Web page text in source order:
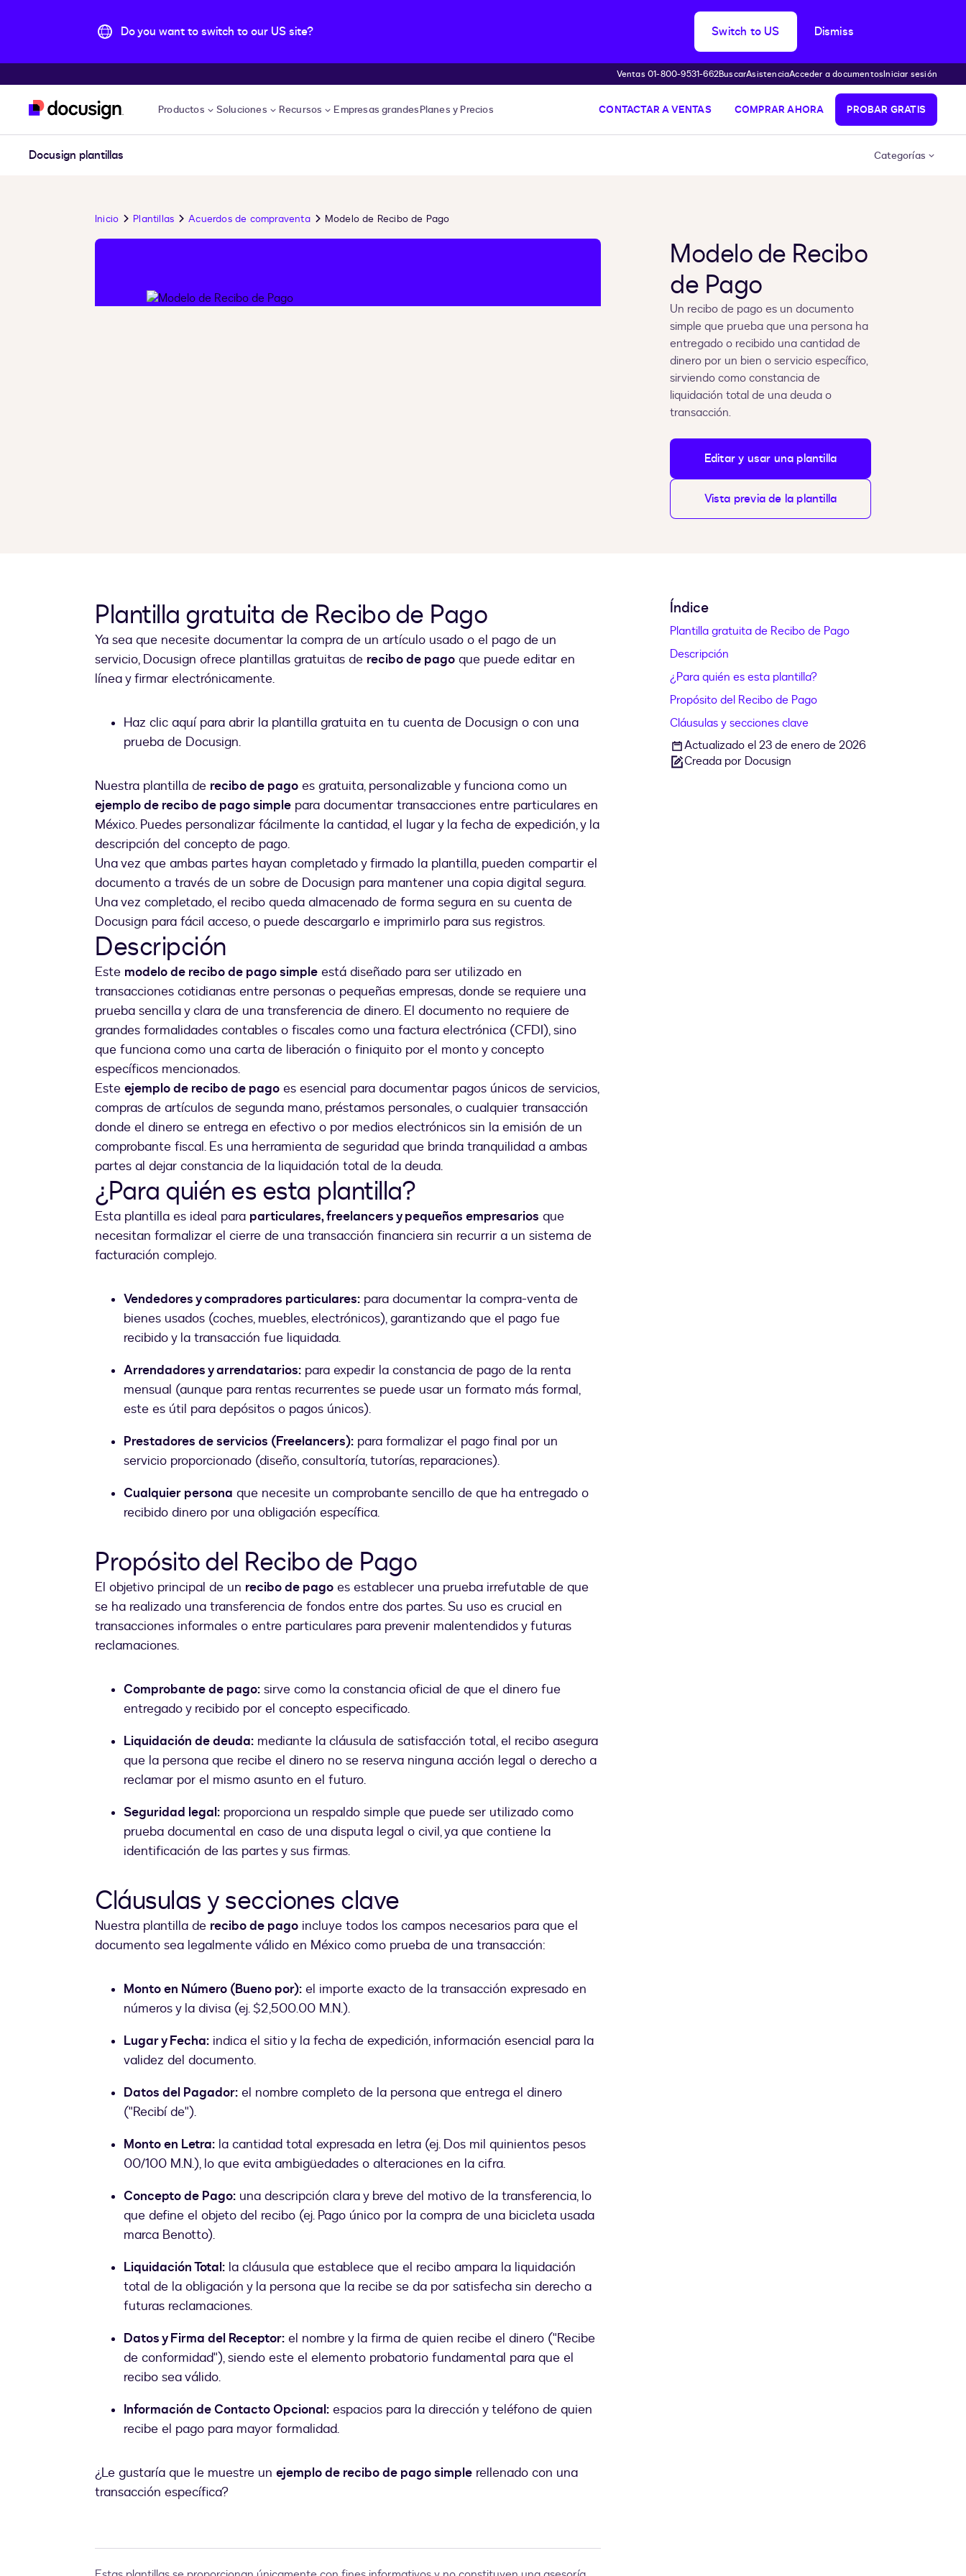
Do you want to switch to our US site? Switch to US Dismiss
Ventas 01-800-9531-662BuscarAsistenciaAcceder a documentosIniciar sesión
Productos Soluciones Recursos Empresas grandesPlanes y Precios CONTACTAR A VENTAS COMPRAR AHORA PROBAR GRATIS
Docusign plantillas Categorías
Inicio Plantillas Acuerdos de compraventa Modelo de Recibo de Pago
Modelo de Recibo
de Pago
Un recibo de pago es un documento
simple que prueba que una persona ha
entregado o recibido una cantidad de
dinero por un bien o servicio específico,
sirviendo como constancia de
liquidación total de una deuda o
transacción.
Editar y usar una plantilla
Vista previa de la plantilla
Plantilla gratuita de Recibo de Pago
Ya sea que necesite documentar la compra de un artículo usado o el pago de un
servicio, Docusign ofrece plantillas gratuitas de recibo de pago que puede editar en
línea y firmar electrónicamente.
Haz clic aquí para abrir la plantilla gratuita en tu cuenta de Docusign o con una
prueba de Docusign.
Nuestra plantilla de recibo de pago es gratuita, personalizable y funciona como un
ejemplo de recibo de pago simple para documentar transacciones entre particulares en
México. Puedes personalizar fácilmente la cantidad, el lugar y la fecha de expedición, y la
descripción del concepto de pago.
Una vez que ambas partes hayan completado y firmado la plantilla, pueden compartir el
documento a través de un sobre de Docusign para mantener una copia digital segura.
Una vez completado, el recibo queda almacenado de forma segura en su cuenta de
Docusign para fácil acceso, o puede descargarlo e imprimirlo para sus registros.
Descripción
Este modelo de recibo de pago simple está diseñado para ser utilizado en
transacciones cotidianas entre personas o pequeñas empresas, donde se requiere una
prueba sencilla y clara de una transferencia de dinero. El documento no requiere de
grandes formalidades contables o fiscales como una factura electrónica (CFDI), sino
que funciona como una carta de liberación o finiquito por el monto y concepto
específicos mencionados.
Este ejemplo de recibo de pago es esencial para documentar pagos únicos de servicios,
compras de artículos de segunda mano, préstamos personales, o cualquier transacción
donde el dinero se entrega en efectivo o por medios electrónicos sin la emisión de un
comprobante fiscal. Es una herramienta de seguridad que brinda tranquilidad a ambas
partes al dejar constancia de la liquidación total de la deuda.
¿Para quién es esta plantilla?
Esta plantilla es ideal para particulares, freelancers y pequeños empresarios que
necesitan formalizar el cierre de una transacción financiera sin recurrir a un sistema de
facturación complejo.
Vendedores y compradores particulares: para documentar la compra-venta de
bienes usados (coches, muebles, electrónicos), garantizando que el pago fue
recibido y la transacción fue liquidada.
Arrendadores y arrendatarios: para expedir la constancia de pago de la renta
mensual (aunque para rentas recurrentes se puede usar un formato más formal,
este es útil para depósitos o pagos únicos).
Prestadores de servicios (Freelancers): para formalizar el pago final por un
servicio proporcionado (diseño, consultoría, tutorías, reparaciones).
Cualquier persona que necesite un comprobante sencillo de que ha entregado o
recibido dinero por una obligación específica.
Propósito del Recibo de Pago
El objetivo principal de un recibo de pago es establecer una prueba irrefutable de que
se ha realizado una transferencia de fondos entre dos partes. Su uso es crucial en
transacciones informales o entre particulares para prevenir malentendidos y futuras
reclamaciones.
Comprobante de pago: sirve como la constancia oficial de que el dinero fue
entregado y recibido por el concepto especificado.
Liquidación de deuda: mediante la cláusula de satisfacción total, el recibo asegura
que la persona que recibe el dinero no se reserva ninguna acción legal o derecho a
reclamar por el mismo asunto en el futuro.
Seguridad legal: proporciona un respaldo simple que puede ser utilizado como
prueba documental en caso de una disputa legal o civil, ya que contiene la
identificación de las partes y sus firmas.
Cláusulas y secciones clave
Nuestra plantilla de recibo de pago incluye todos los campos necesarios para que el
documento sea legalmente válido en México como prueba de una transacción:
Monto en Número (Bueno por): el importe exacto de la transacción expresado en
números y la divisa (ej. $2,500.00 M.N.).
Lugar y Fecha: indica el sitio y la fecha de expedición, información esencial para la
validez del documento.
Datos del Pagador: el nombre completo de la persona que entrega el dinero
("Recibí de").
Monto en Letra: la cantidad total expresada en letra (ej. Dos mil quinientos pesos
00/100 M.N.), lo que evita ambigüedades o alteraciones en la cifra.
Concepto de Pago: una descripción clara y breve del motivo de la transferencia, lo
que define el objeto del recibo (ej. Pago único por la compra de una bicicleta usada
marca Benotto).
Liquidación Total: la cláusula que establece que el recibo ampara la liquidación
total de la obligación y la persona que la recibe se da por satisfecha sin derecho a
futuras reclamaciones.
Datos y Firma del Receptor: el nombre y la firma de quien recibe el dinero ("Recibe
de conformidad"), siendo este el elemento probatorio fundamental para que el
recibo sea válido.
Información de Contacto Opcional: espacios para la dirección y teléfono de quien
recibe el pago para mayor formalidad.
¿Le gustaría que le muestre un ejemplo de recibo de pago simple rellenado con una
transacción específica?
Índice
Plantilla gratuita de Recibo de Pago
Descripción
¿Para quién es esta plantilla?
Propósito del Recibo de Pago
Cláusulas y secciones clave
Actualizado el 23 de enero de 2026
Creada por Docusign